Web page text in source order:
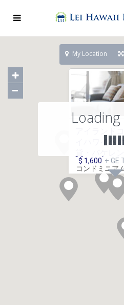
コンドミニア
$ 1,600 + GE
My Location